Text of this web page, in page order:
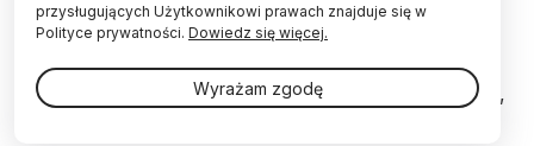
W czwartek wieczorem amerykański łazik
Perseverance wylądował na Marsie. Jako miejsce
jego lądowania wybrano krater uderzeniowy Jezero,
przysługujących Użytkownikowi prawach znajduje się w
Polityce prywatności. Dowiedz się więcej.
Wyrażam zgodę